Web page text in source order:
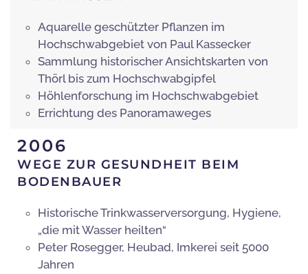
Aquarelle geschützter Pflanzen im
Hochschwabgebiet von Paul Kassecker
Sammlung historischer Ansichtskarten von
Thörl bis zum Hochschwabgipfel
Höhlenforschung im Hochschwabgebiet
Errichtung des Panoramaweges
2006
WEGE ZUR GESUNDHEIT BEIM
BODENBAUER
Historische Trinkwasserversorgung, Hygiene,
„die mit Wasser heilten“
Peter Rosegger, Heubad, Imkerei seit 5000
Jahren